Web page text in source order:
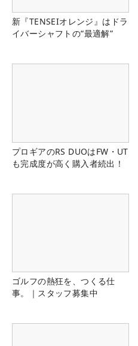
新『TENSEIオレンジ』はドラ
イバーシャフトの“最適解”
プロギアのRS DUOはFW・UT
も完成度が高く購入者続出！
ゴルフの熱狂を、つくる仕
事。｜スタッフ募集中